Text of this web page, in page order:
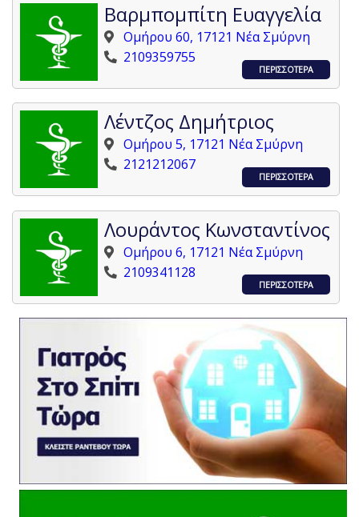
Βαρμπομπίτη Ευαγγελία
Ομήρου 60, 17121 Νέα Σμύρνη
2109359755
ΠΕΡΙΣΣΟΤΕΡΑ
Λέντζος Δημήτριος
Ομήρου 5, 17121 Νέα Σμύρνη
2121212067
ΠΕΡΙΣΣΟΤΕΡΑ
Λουράντος Κωνσταντίνος
Ομήρου 6, 17121 Νέα Σμύρνη
2109341128
ΠΕΡΙΣΣΟΤΕΡΑ